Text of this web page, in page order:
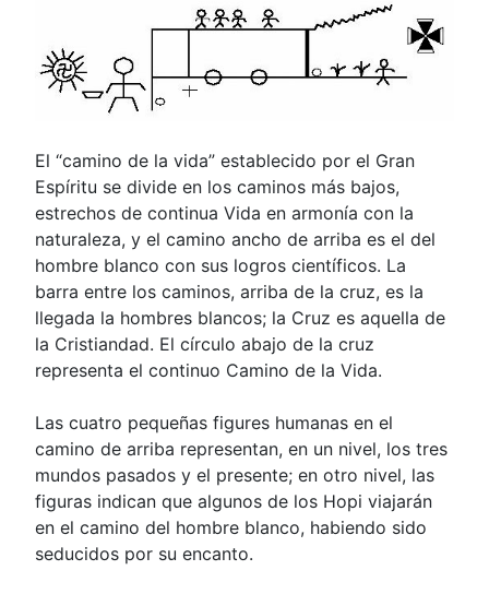
El “camino de la vida” establecido por el Gran
Espíritu se divide en los caminos más bajos,
estrechos de continua Vida en armonía con la
naturaleza, y el camino ancho de arriba es el del
hombre blanco con sus logros científicos. La
barra entre los caminos, arriba de la cruz, es la
llegada la hombres blancos; la Cruz es aquella de
la Cristiandad. El círculo abajo de la cruz
representa el continuo Camino de la Vida.
Las cuatro pequeñas figures humanas en el
camino de arriba representan, en un nivel, los tres
mundos pasados y el presente; en otro nivel, las
figuras indican que algunos de los Hopi viajarán
en el camino del hombre blanco, habiendo sido
seducidos por su encanto.